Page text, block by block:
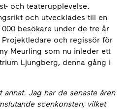
och teaterupplevelse.
och utvecklades till en
besökare under de tre år
och regissör för
Meurling som nu inleder ett
Ljungberg, denna gång i
annat. Jag har de senaste åren
scenkonsten, vilket